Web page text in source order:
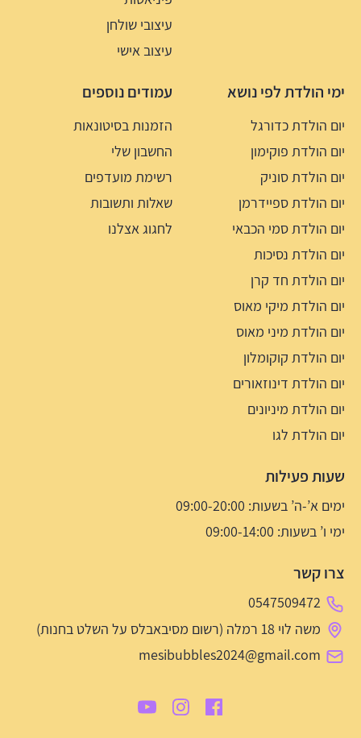
עיצובי שולחן
עיצוב אישי
ימי הולדת לפי נושא
יום הולדת כדורגל
יום הולדת פוקימון
יום הולדת סוניק
יום הולדת ספיידרמן
יום הולדת סמי הכבאי
יום הולדת נסיכות
יום הולדת חד קרן
יום הולדת מיקי מאוס
יום הולדת מיני מאוס
יום הולדת קוקומלון
יום הולדת דינוזאורים
יום הולדת מיניונים
יום הולדת לגו
עמודים נוספים
הזמנות בסיטונאות
החשבון שלי
רשימת מועדפים
שאלות ותשובות
לחגוג אצלנו
שעות פעילות
ימים א’-ה’ בשעות: 09:00-20:00
ימי ו’ בשעות: 09:00-14:00
צרו קשר
0547509472
משה לוי 18 רמלה (רשום מסיבאבלס על השלט בחנות)
mesibubbles2024@gmail.com